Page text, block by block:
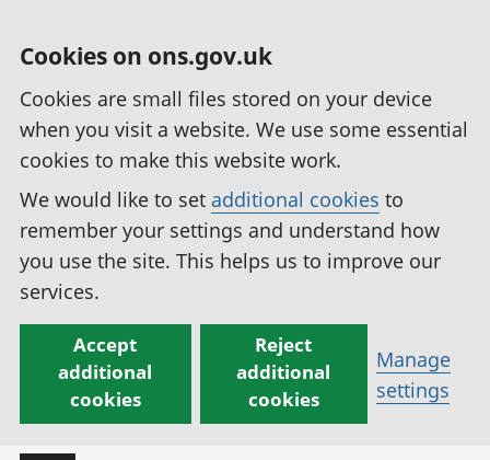
Cookies on ons.gov.uk
Cookies are small files stored on your device
when you visit a website. We use some essential
cookies to make this website work.
We would like to set additional cookies to
remember your settings and understand how
you use the site. This helps us to improve our
services.
Accept
additional
cookies
Reject
additional
cookies
Manage
settings